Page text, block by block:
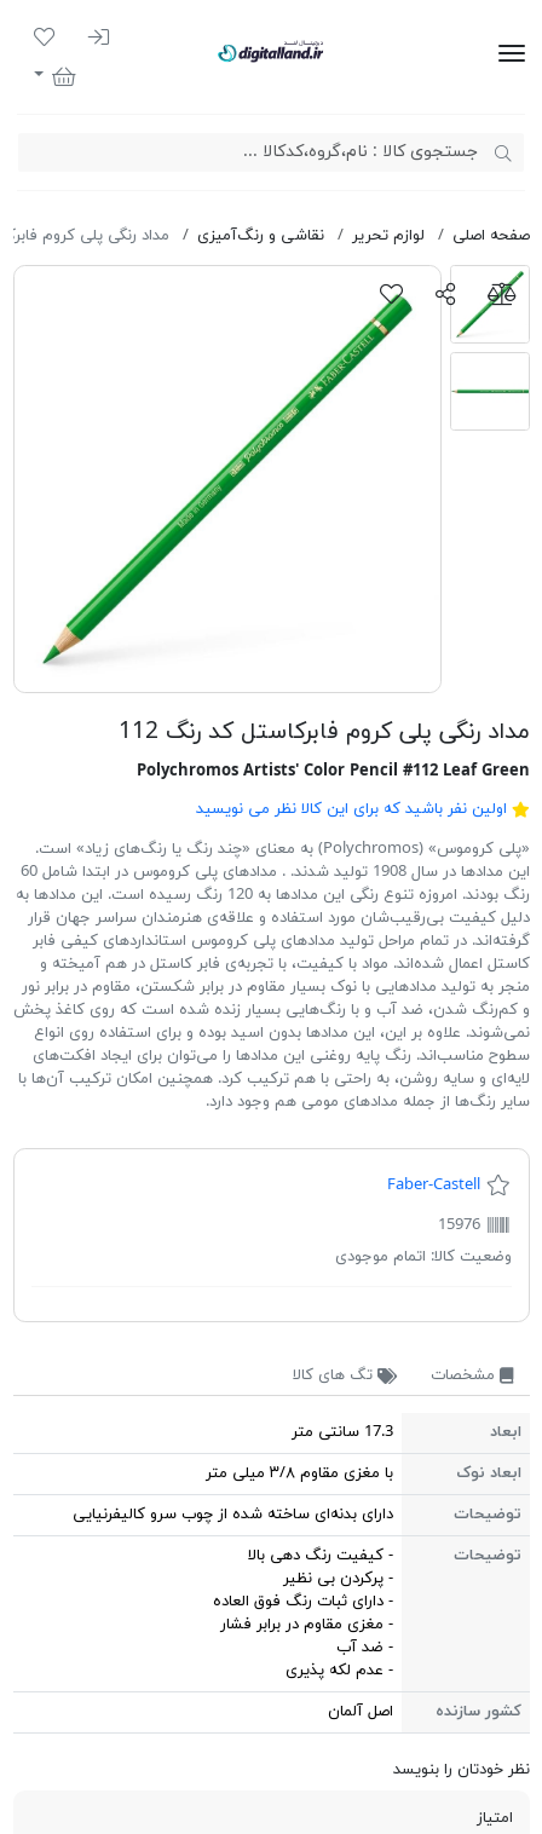
ورود به
لیست
سبد خرید
صفحه اصلی لوازم تحریر نقاشی و رنگ‌آمیزی مداد رنگی پلی کروم
مداد رنگی پلی کروم فابرکاستل کد رنگ 112
Polychromos Artists' Color Pencil #112 Leaf Green
اولین نفر باشید که برای این کالا نظر می نویسید
«پلی کروموس» (Polychromos) به معنای «چند رنگ یا رنگ‌های زیاد» است.
این مدادها در سال 1908 تولید شدند. . مدادهای پلی کروموس در ابتدا شامل 60
رنگ بودند. امروزه تنوع رنگی این مدادها به 120 رنگ رسیده است. این مدادها به
دلیل کیفیت بی‌رقیب‌شان مورد استفاده و علاقه‌ی هنرمندان سراسر جهان قرار
گرفته‌اند. در تمام مراحل تولید مدادهای پلی کروموس استانداردهای کیفی فابر
کاستل اعمال شده‌اند. مواد با کیفیت، با تجربه‌ی فابر کاستل در هم آمیخته و
منجر به تولید مدادهایی با نوک بسیار مقاوم در برابر شکستن، مقاوم در برابر نور
و کم‌رنگ شدن، ضد آب و با رنگ‌هایی بسیار زنده شده است که روی کاغذ پخش
نمی‌شوند. علاوه بر این، این مدادها بدون اسید بوده و برای استفاده روی انواع
سطوح مناسب‌اند. رنگ پایه روغنی این مدادها را می‌توان برای ایجاد افکت‌های
لایه‌ای و سایه روشن، به راحتی با هم ترکیب کرد. همچنین امکان ترکیب آن‌ها با
سایر رنگ‌ها از جمله مدادهای مومی هم وجود دارد.
Faber-Castell
15976
وضعیت کالا: اتمام موجودی
مشخصات تگ های کالا
ابعاد
17.3 سانتی متر
ابعاد نوک
با مغزی مقاوم ۳/۸ میلی متر
توضیحات
دارای بدنه‌ای ساخته شده از چوب سرو کالیفرنیایی
توضیحات
- کیفیت رنگ دهی بالا
- پرکردن بی نظیر
- دارای ثبات رنگ فوق العاده
- مغزی مقاوم در برابر فشار
- ضد آب
- عدم لکه پذیری
کشور سازنده
اصل آلمان
نظر خودتان را بنویسد
امتیاز